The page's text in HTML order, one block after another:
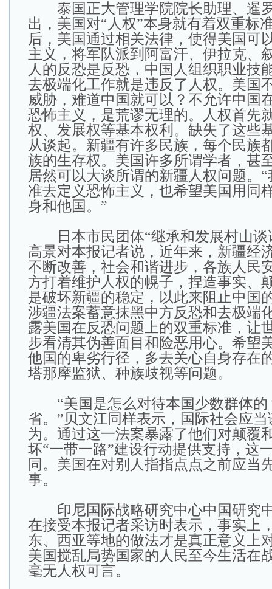
泰国正大管理学院院长助理、暹
出，美国对“人权”本身就有着双重标
后，美国通过相关法律，使得美国可
主义，将军队派到阿富汗、伊拉克、
人的反恐是反恐，中国人组织职业技
去极端化工作就是违反了人权。美国
威胁，难道中国就可以？不允许中国
恐怖主义，是荒谬无理的。人权首先
权、发展权等基本权利。缺失了这些
从谈起。新疆有许多民族，每个民族
族的生存权。美国许多所谓学者，甚
居然可以大谈所谓的新疆人权问题。
准去定义恐怖主义，也希望美国用同
身和他国。”
日本市民团体“继承和发展村山谈
高景对本报记者说，近年来，新疆经
不断改善，社会和谐进步，各族人民
方打着维护人权的幌子，捏造事实、
是破坏新疆的稳定，以此来阻止中国
涉疆法案蓄意抹黑中方反恐和去极端
露美国在反恐问题上的双重标准，让
步看清其伪善面目和险恶用心。希望
他国的卑劣行径，多去关心自身存在
塔那摩监狱、种族歧视等问题。
“美国是怎么对待本国少数群体的
省。”贝文江同样表示，国际社会应
为。通过这一法案暴露了他们对颠覆
坏“一带一路”建设行动提供支持，这
同。美国在对别人指指点点之前应当
事。
印尼国际战略研究中心中国研究
在接受本报记者采访时表示，事实上
东、西亚等地的做法才是真正意义上
美国搅乱局势国家的人民至今生活在
毫无人权可言。